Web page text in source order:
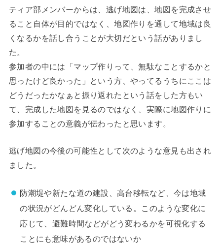
ティア部メンバーからは、逃げ地図は、地図を完成させ
ること自体が目的ではなく、地図作りを通して地域は良
くなるかを話し合うことが大切だという話がありまし
た。
参加者の中には「マップ作りって、無駄なことするかと
思ったけど良かった」という方、やってるうちにここは
どうだったかなぁと振り返れたという話をした方もい
て、完成した地図を見るのではなく、実際に地図作りに
参加することの意義が伝わったと思います。
逃げ地図の今後の可能性として次のような意見も出され
ました。
防潮堤や新たな道の建設、高台移転など、今は地域
の状況がどんどん変化している。このような変化に
応じて、避難時間などがどう変わるかを可視化する
ことにも意味があるのではないか